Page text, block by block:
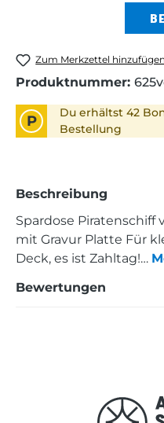
Zum Merkzettel hinzufügen
Produktnummer:
P
Du erhältst 42
Bestellung
Beschreibung
Spardose
mit Gravur Platte Für
Deck, es ist Zahltag!…
Bewertungen